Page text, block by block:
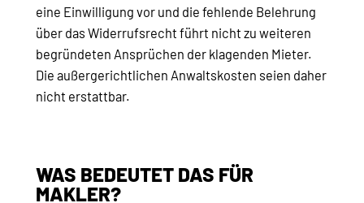
eine Einwilligung vor und die fehlende Belehrung
über das Widerrufsrecht führt nicht zu weiteren
begründeten Ansprüchen der klagenden Mieter.
Die außergerichtlichen Anwaltskosten seien daher
nicht erstattbar.
WAS BEDEUTET DAS FÜR
MAKLER?